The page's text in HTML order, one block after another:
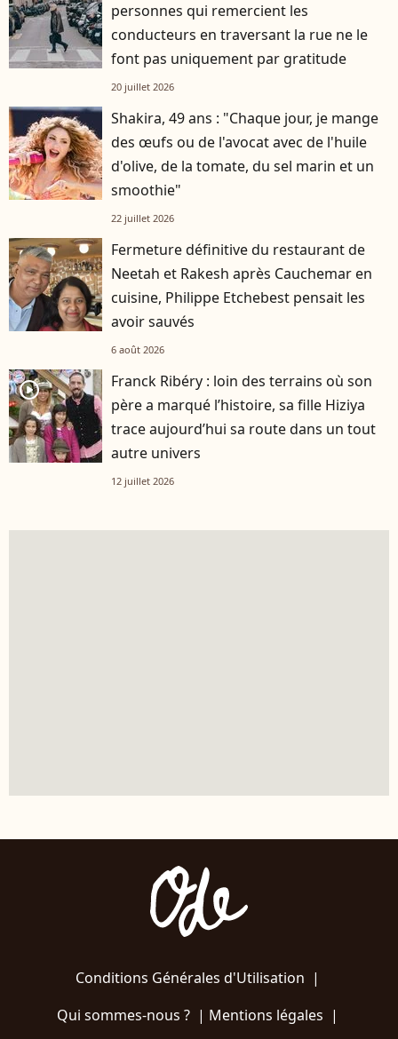
personnes qui remercient les
conducteurs en traversant la rue ne le
font pas uniquement par gratitude
20 juillet 2026
Shakira, 49 ans : "Chaque jour, je mange
des œufs ou de l'avocat avec de l'huile
d'olive, de la tomate, du sel marin et un
smoothie"
22 juillet 2026
Fermeture définitive du restaurant de
Neetah et Rakesh après Cauchemar en
cuisine, Philippe Etchebest pensait les
avoir sauvés
6 août 2026
player2
Franck Ribéry : loin des terrains où son
père a marqué l’histoire, sa fille Hiziya
trace aujourd’hui sa route dans un tout
autre univers
12 juillet 2026
Conditions Générales d'Utilisation |
Qui sommes-nous ?| Mentions légales |